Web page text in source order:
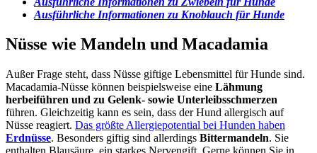
Ausführliche Informationen zu Knoblauch für Hunde
Nüsse wie Mandeln und Macadamia
Außer Frage steht, dass Nüsse giftige Lebensmittel für Hunde sind.
Macadamia-Nüsse können beispielsweise eine Lähmung
herbeiführen und zu Gelenk- sowie Unterleibsschmerzen
führen. Gleichzeitig kann es sein, dass der Hund allergisch auf
Nüsse reagiert. Das größte Allergiepotential bei Hunden haben
Erdnüsse. Besonders giftig sind allerdings Bittermandeln. Sie